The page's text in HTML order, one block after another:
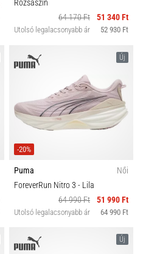
Rózsaszín
64 170 Ft
51 340 Ft
Utolsó legalacsonyabb ár 52 930 Ft
Új
-20%
Puma
Női
ForeverRun Nitro 3 - Lila
64 990 Ft
51 990 Ft
Utolsó legalacsonyabb ár 64 990 Ft
Új